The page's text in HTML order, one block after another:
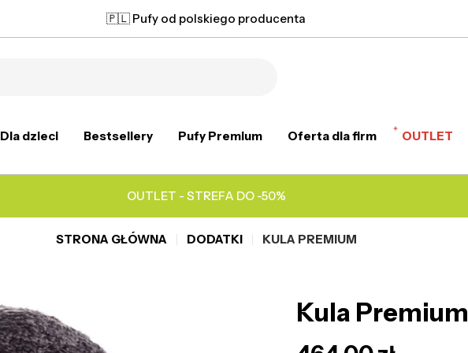
🇵🇱 Pufy od polskiego producenta
Dla dzieci Bestsellery Pufy Premium Oferta dla firm OUTLET
OUTLET - STREFA DO -50%
STRONA GŁÓWNA DODATKI KULA PREMIUM
Kula Premium